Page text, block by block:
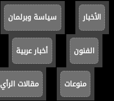
الأخبار سياسة وبرلمان
الفنون أخبار عربية
منوعات مقالات الرأي